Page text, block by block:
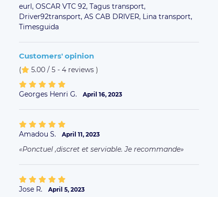
Jose R. April 5, 2023
Merci M. Bah!
Stéphane H.
Bonjour Mr.Mamadou est tres gentil et serviable
tres bon chauffeur
More comments